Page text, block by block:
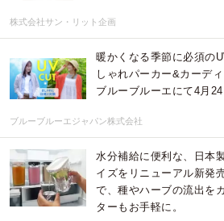
株式会社サン・リット企画
暖かくなる季節に必須の
しゃれパーカー&カーデ
ブルーブルーエにて4月
ブルーブルーエジャパン株式会社
水分補給に便利な、日本
イズをリニューアル新発
で、種やハーブの流出を
ターもお手軽に。